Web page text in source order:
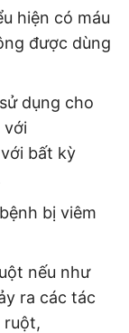
hiện có máu
được dùng
dụng cho
với
bất kỳ
bị viêm
nếu như
ra các tác
ruột,